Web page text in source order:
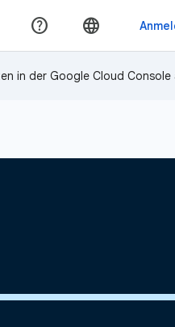
in der Google Cloud Console